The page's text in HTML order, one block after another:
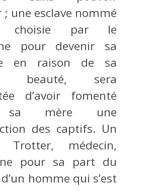
; une esclave nommé
choisie par le
pour devenir sa
en raison de sa
beauté, sera
d’avoir fomenté
sa mère une
des captifs. Un
Trotter, médecin,
pour sa part du
homme qui s’est